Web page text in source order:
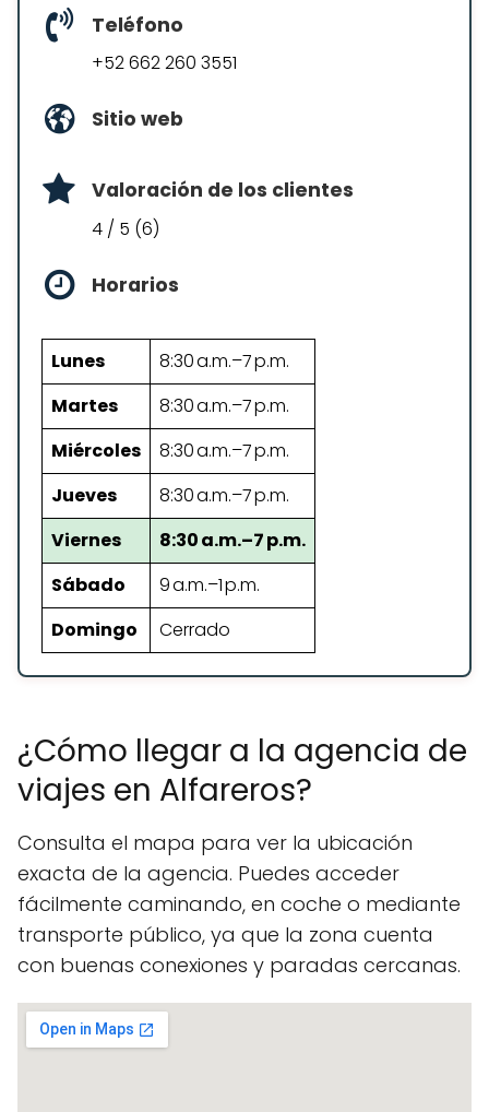
Teléfono
+52 662 260 3551
Sitio web
Valoración de los clientes
4 / 5 (6)
Horarios
Lunes
8:30 a.m.–7 p.m.
Martes
8:30 a.m.–7 p.m.
Miércoles
8:30 a.m.–7 p.m.
Jueves
8:30 a.m.–7 p.m.
Viernes
8:30 a.m.–7 p.m.
Sábado
9 a.m.–1 p.m.
Domingo
Cerrado
¿Cómo llegar a la agencia de
viajes en Alfareros?
Consulta el mapa para ver la ubicación
exacta de la agencia. Puedes acceder
fácilmente caminando, en coche o mediante
transporte público, ya que la zona cuenta
con buenas conexiones y paradas cercanas.